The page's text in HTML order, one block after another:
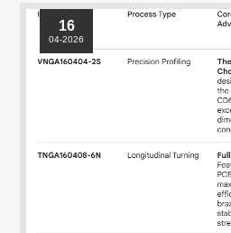
16
04-2026